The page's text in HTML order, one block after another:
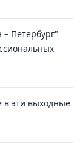
Петербург"
в эти выходные